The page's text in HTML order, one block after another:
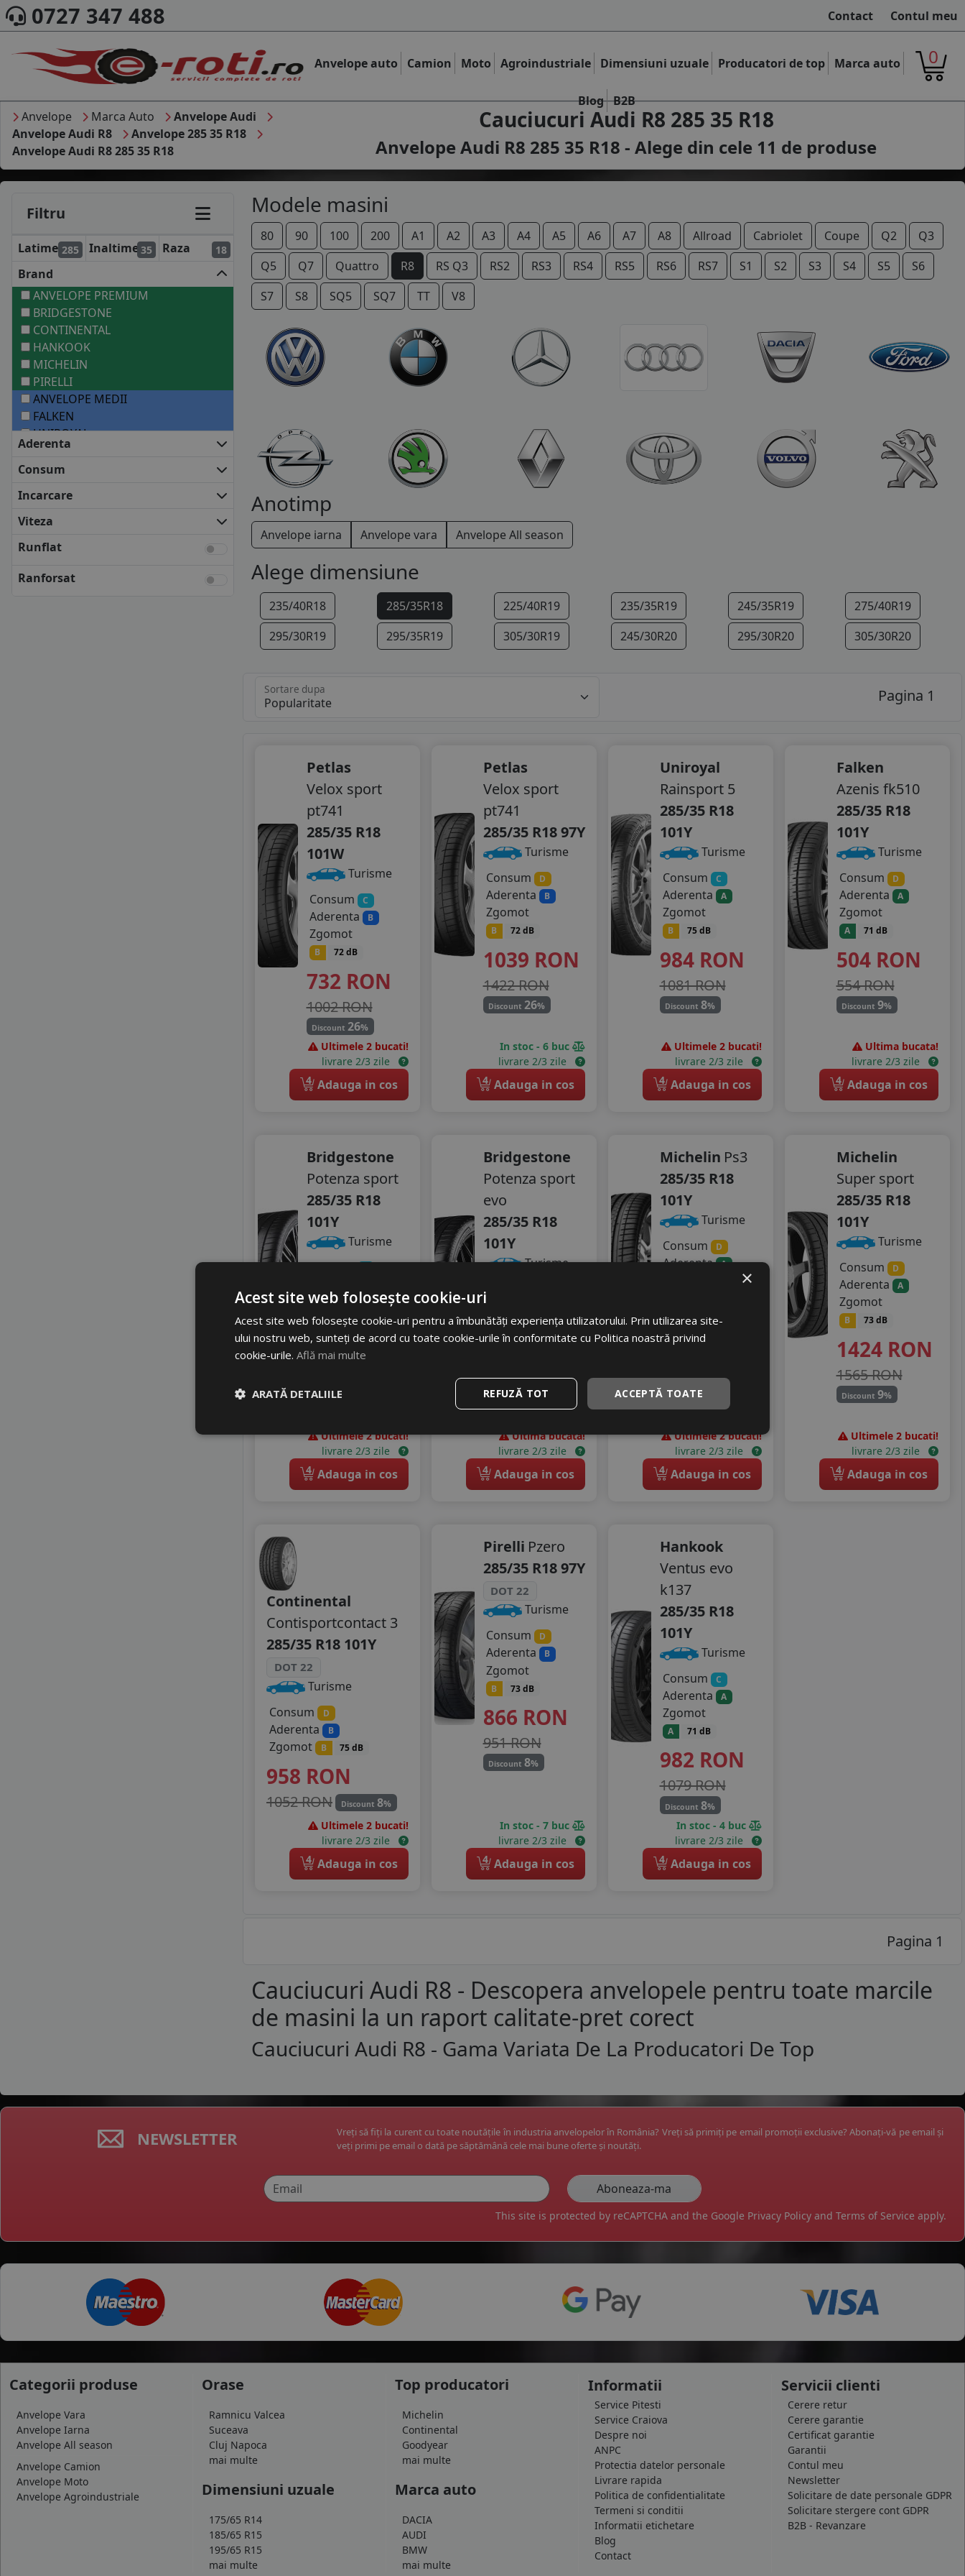
0727 347 488 Contact Contul meu
Anvelope auto Camion Moto Agroindustriale Dimensiuni uzuale Producatori de top Marca auto
Blog B2B
0
Anvelope Marca Auto
Anvelope Audi
Anvelope Audi R8
Anvelope 285 35 R18
Anvelope Audi R8 285 35 R18
Cauciucuri Audi R8 285 35 R18
Anvelope Audi R8 285 35 R18 - Alege din cele 11 de produse
Filtru
Latime 285 Inaltime 35 Raza 18
Brand
ANVELOPE PREMIUM
BRIDGESTONE
CONTINENTAL
HANKOOK
MICHELIN
PIRELLI
ANVELOPE MEDII
FALKEN
UNIROYAL
ANVELOPE BUGET
PETLAS
Aderenta
Consum
Incarcare
Viteza
Runflat
Ranforsat
Modele masini
80 90 100 200 A1 A2 A3 A4 A5 A6 A7 A8 Allroad Cabriolet Coupe Q2
Q3
Q5
Q7 Quattro R8 RS Q3 RS2 RS3 RS4 RS5 RS6 RS7 S1 S2 S3 S4 S5
S6
S7
S8 SQ5 SQ7 TT V8
Anotimp
Anvelope iarna Anvelope vara Anvelope All season
Alege dimensiune
235/40R18 285/35R18 225/40R19 235/35R19 245/35R19
275/40R19
295/30R19
295/35R19 305/30R19 245/30R20 295/30R20 305/30R20
Sortare dupa Pagina 1
Petlas
Velox sport
pt741
285/35 R18
101W
Turisme
Consum
C
Aderenta B
Zgomot
B 72 dB
732 RON
1002 RON
Discount 26%
Ultimele 2 bucati!
livrare 2/3 zile
4 Adauga in cos
Petlas
Velox sport
pt741
285/35 R18 97Y
Turisme
Consum
D
Aderenta B
Zgomot
B 72 dB
1039 RON
1422 RON
Discount 26%
In stoc - 6 buc
livrare 2/3 zile
4 Adauga in cos
Uniroyal
Rainsport 5
285/35 R18
101Y
Turisme
Consum
C
Aderenta A
Zgomot
B 75 dB
984 RON
1081 RON
Discount8%
Ultimele 2 bucati!
livrare 2/3 zile
4 Adauga in cos
Falken
Azenis fk510
285/35 R18
101Y
Turisme
Consum
D
Aderenta A
Zgomot
A 71 dB
504 RON
554 RON
Discount9%
Ultima bucata!
livrare 2/3 zile
4 Adauga in cos
Bridgestone
Potenza sport
285/35 R18
101Y
Turisme
Consum
Zgomot
B 73 dB
982RON
Discount
Ultimele 2 bucati!
livrare 2/3 zile
4 Adauga in cos
Bridgestone
Potenza sport
evo
285/35 R18
101Y
Turisme
Consum
Aderenta
Zgomot
B 73 dB
1219 RON
Ultima bucata!
livrare 2/3 zile
4 Adauga in cos
Michelin Ps3
285/35 R18
101Y
Turisme
Consum
D
Aderenta A
1214RON
Ultimele 2 bucati!
livrare 2/3 zile
4 Adauga in cos
Michelin
Super sport
285/35 R18
101Y
Turisme
Consum
D
Aderenta A
Zgomot
B 73 dB
1424 RON
1565 RON
Discount9%
Ultimele 2 bucati!
livrare 2/3 zile
4 Adauga in cos
Continental
Contisportcontact 3
285/35 R18 101Y
DOT 22
Turisme
Consum
D
Aderenta B
Zgomot B 75 dB
958 RON
1052 RON Discount 8%
Ultimele 2 bucati!
livrare 2/3 zile
4 Adauga in cos
Pirelli Pzero
285/35 R18 97Y
DOT 22
Turisme
Consum
D
Aderenta B
Zgomot
B 73 dB
866 RON
951 RON
Discount8%
In stoc - 7 buc
livrare 2/3 zile
4 Adauga in cos
Hankook
Ventus evo
k137
285/35 R18
101Y
Turisme
Consum
C
Aderenta A
Zgomot
A 71 dB
982 RON
1079 RON
Discount8%
In stoc - 4 buc
livrare 2/3 zile
4 Adauga in cos
Pagina 1
Cauciucuri Audi R8 - Descopera anvelopele pentru toate marcile
de masini la un raport calitate-pret corect
Cauciucuri Audi R8 - Gama Variata De La Producatori De Top
NEWSLETTER
Vreți să fiți la curent cu toate noutățile în industria anvelopelor în România? Vreți să primiți pe email promoții exclusive? Abonați-vă pe email și
veți primi pe email o dată pe săptămână cele mai bune oferte și noutăți.
This site is protected by reCAPTCHA and the Google Privacy Policy and Terms of Service apply.
Categorii produse
Anvelope Vara
Anvelope Iarna
Anvelope All season
Anvelope Camion
Anvelope Moto
Anvelope Agroindustriale
Orase
Ramnicu Valcea
Suceava
Cluj Napoca
mai multe
Dimensiuni uzuale
175/65 R14
185/65 R15
195/65 R15
mai multe
Top producatori
Michelin
Continental
Goodyear
mai multe
Marca auto
DACIA
AUDI
BMW
mai multe
Informatii
Service Pitesti
Service Craiova
Despre noi
ANPC
Protectia datelor personale
Livrare rapida
Politica de confidentialitate
Termeni si conditii
Informatii etichetare
Blog
Contact
Servicii clienti
Cerere retur
Cerere garantie
Certificat garantie
Garantii
Contul meu
Newsletter
Solicitare de date personale GDPR
Solicitare stergere cont GDPR
B2B - Revanzare
×
Acest site web folosește cookie-uri
Acest site web folosește cookie-uri pentru a îmbunătăți experiența utilizatorului. Prin utilizarea site-
ului nostru web, sunteți de acord cu toate cookie-urile în conformitate cu Politica noastră privind
cookie-urile. Află mai multe
ACCEPTĂ TOATE
REFUZĂ TOT
ARATĂ DETALIILE